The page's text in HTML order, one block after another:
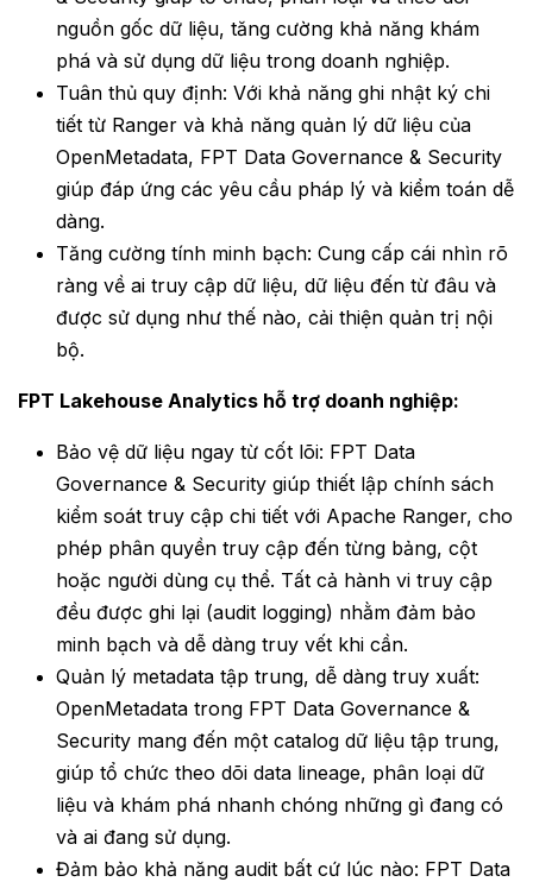
nguồn gốc dữ liệu, tăng cường khả năng khám
phá và sử dụng dữ liệu trong doanh nghiệp.
Tuân thủ quy định: Với khả năng ghi nhật ký chi
tiết từ Ranger và khả năng quản lý dữ liệu của
OpenMetadata, FPT Data Governance & Security
giúp đáp ứng các yêu cầu pháp lý và kiểm toán dễ
dàng.
Tăng cường tính minh bạch: Cung cấp cái nhìn rõ
ràng về ai truy cập dữ liệu, dữ liệu đến từ đâu và
được sử dụng như thế nào, cải thiện quản trị nội
bộ.
FPT Lakehouse Analytics hỗ trợ doanh nghiệp:
Bảo vệ dữ liệu ngay từ cốt lõi: FPT Data
Governance & Security giúp thiết lập chính sách
kiểm soát truy cập chi tiết với Apache Ranger, cho
phép phân quyền truy cập đến từng bảng, cột
hoặc người dùng cụ thể. Tất cả hành vi truy cập
đều được ghi lại (audit logging) nhằm đảm bảo
minh bạch và dễ dàng truy vết khi cần.
Quản lý metadata tập trung, dễ dàng truy xuất:
OpenMetadata trong FPT Data Governance &
Security mang đến một catalog dữ liệu tập trung,
giúp tổ chức theo dõi data lineage, phân loại dữ
liệu và khám phá nhanh chóng những gì đang có
và ai đang sử dụng.
Đảm bảo khả năng audit bất cứ lúc nào: FPT Data